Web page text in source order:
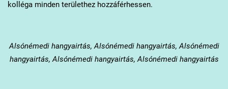
kolléga minden területhez hozzáférhessen.
Alsónémedihangyairtás, Alsónémedi hangyairtás, Alsónémedi
hangyairtás, Alsónémedi hangyairtás, Alsónémedi hangyairtás